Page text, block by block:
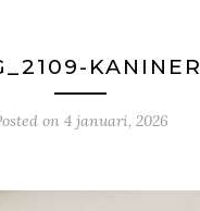
KANINER
on 4 januari, 2026